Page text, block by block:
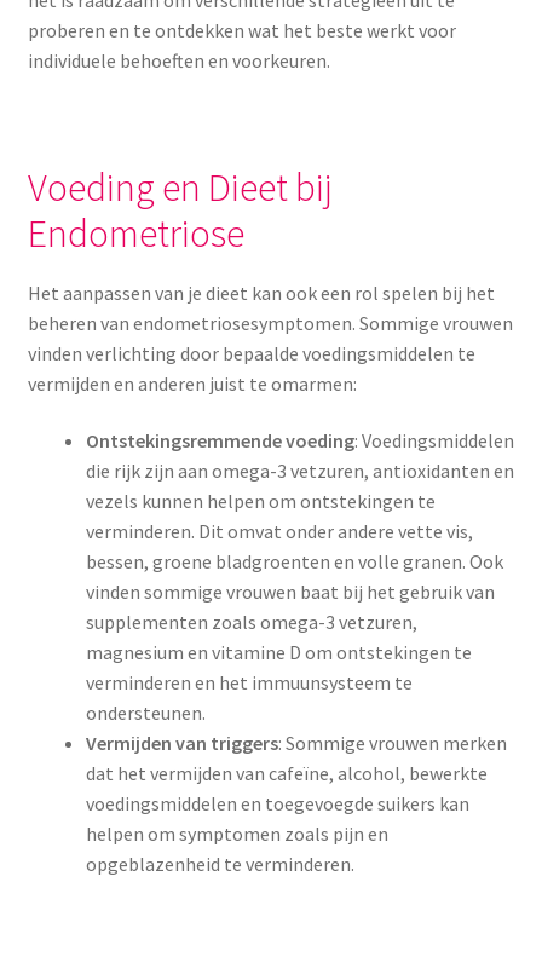
proberen en te ontdekken wat het beste werkt voor
individuele behoeften en voorkeuren.
Voeding en Dieet bij
Endometriose
Het aanpassen van je dieet kan ook een rol spelen bij het
beheren van endometriosesymptomen. Sommige vrouwen
vinden verlichting door bepaalde voedingsmiddelen te
vermijden en anderen juist te omarmen:
Ontstekingsremmende voeding: Voedingsmiddelen
die rijk zijn aan omega-3 vetzuren, antioxidanten en
vezels kunnen helpen om ontstekingen te
verminderen. Dit omvat onder andere vette vis,
bessen, groene bladgroenten en volle granen. Ook
vinden sommige vrouwen baat bij het gebruik van
supplementen zoals omega-3 vetzuren,
magnesium en vitamine D om ontstekingen te
verminderen en het immuunsysteem te
ondersteunen.
Vermijden van triggers: Sommige vrouwen merken
dat het vermijden van cafeïne, alcohol, bewerkte
voedingsmiddelen en toegevoegde suikers kan
helpen om symptomen zoals pijn en
opgeblazenheid te verminderen.